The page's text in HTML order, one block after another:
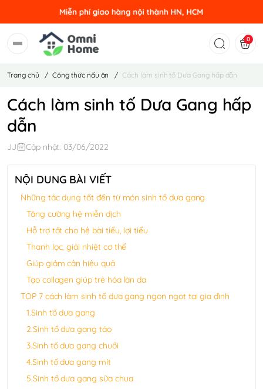
0
Trang chủ / Công thức nấu ăn / Cách làm sinh tố Dưa Gang hấp dẫn
Cách làm sinh tố Dưa Gang hấp
dẫn
JJ Cập nhật: 03/06/2022
NỘI DUNG BÀI VIẾT
Những tác dụng tốt đến từ món sinh tố dưa gang
Tăng cường hệ miễn dịch
Hỗ trợ tốt cho hệ bài tiểu, lợi tiểu
Thanh lọc, giải nhiệt cơ thể
Giúp giảm cân hiệu quả
Tạo collagen giúp trẻ hóa làn da
TOP 7 cách làm sinh tố dưa gang ngon ngọt tại gia đình
1.Sinh tố dưa gang
2.Sinh tố dưa gang táo
3.Sinh tố dưa gang chuối
4.Sinh tố dưa gang mít
5.Sinh tố dưa gang sữa chua